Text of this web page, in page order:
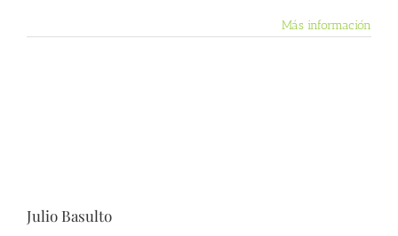
Más información
Julio Basulto